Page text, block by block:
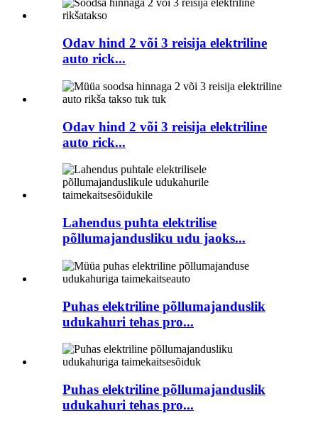
Odav hind 2 või 3 reisija elektriline
auto rick...
Odav hind 2 või 3 reisija elektriline
auto rick...
Lahendus puhta elektrilise
põllumajandusliku udu jaoks...
Puhas elektriline põllumajanduslik
udukahuri tehas pro...
Puhas elektriline põllumajanduslik
udukahuri tehas pro...